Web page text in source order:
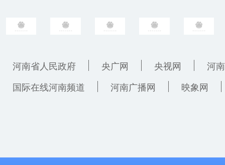
河南省人民政府 央广网 央视网
河
国际在线河南频道
河南广播网 映象网